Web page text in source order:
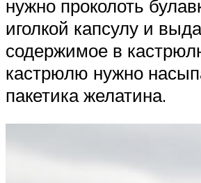
нужно проколоть
иголкой капсулу и
содержимое в
кастрюлю нужно
пакетика желатина.